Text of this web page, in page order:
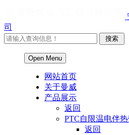
司
Open Menu
网站首页
关于曼威
产品展示
返回
PTC自限温电伴热
返回